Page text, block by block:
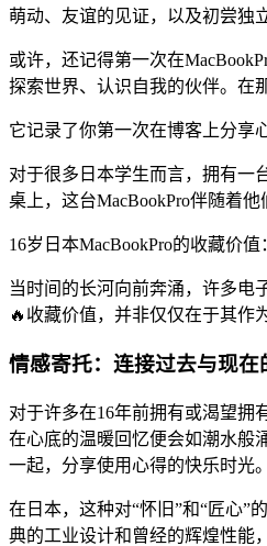
萌动、友谊的见证，以及初尝独
或许，还记得第一次在
探索世界、认识自我的伙伴。在
它记录了你第一次在博客上分享
对于很多日本学生而言，拥有一
桌上，这台MacBookPro伴随着
16岁日本MacBookPro的收藏价
当时间的长河向前奔涌，许多电
🔥收藏价值，并非仅仅在于其作
情感寄托：连接过去与现在
对于许多在16年前拥有或渴望拥
在心底的温暖回忆便会如潮水般
一起，分享使用心得的快乐时光。
在日本，这种对“怀旧”和“匠心”
典的工业设计和曾经的辉煌性能